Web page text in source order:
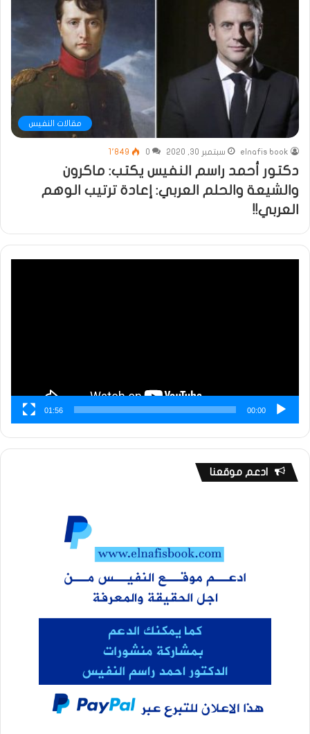
مقالات النفيس
elnafis book سبتمبر 30, 2020 0 1٬849
دكتور أحمد راسم النفيس يكتب: ماكرون
والشيعة والحلم العربي: إعادة ترتيب الوهم
العربي!!
00:00
01:56
ادعم موقعنا